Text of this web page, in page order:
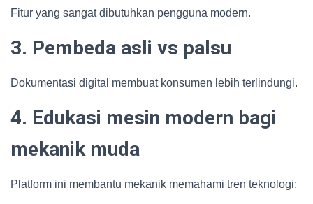
Fitur yang sangat dibutuhkan pengguna modern.
3. Pembeda asli vs palsu
Dokumentasi digital membuat konsumen lebih terlindungi.
4. Edukasi mesin modern bagi
mekanik muda
Platform ini membantu mekanik memahami tren teknologi: